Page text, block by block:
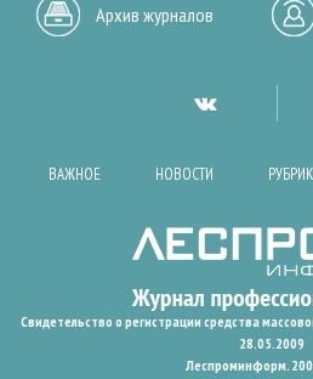
Архив журналов
ВАЖНОЕ НОВОСТИ
Свидетельство о регистрации средства
28.05.2009
Леспроминформ.